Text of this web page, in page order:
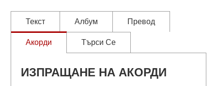
Текст Албум Превод
Акорди Търси Се
ИЗПРАЩАНЕ НА АКОРДИ